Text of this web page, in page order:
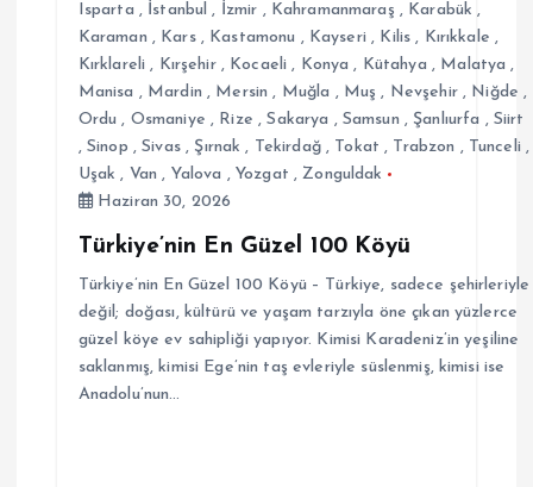
Isparta , İstanbul , İzmir , Kahramanmaraş , Karabük ,
Karaman , Kars, Kastamonu , Kayseri , Kilis , Kırıkkale ,
Kırklareli , Kırşehir, Kocaeli , Konya , Kütahya , Malatya ,
Manisa , Mardin , Mersin , Muğla , Muş , Nevşehir, Niğde ,
Ordu , Osmaniye , Rize ,Sakarya , Samsun , Şanlıurfa , Siirt
,Sinop ,Sivas, Şırnak , Tekirdağ, Tokat , Trabzon , Tunceli ,
Uşak , Van , Yalova , Yozgat ,Zonguldak
Haziran 30, 2026
Türkiye’nin En Güzel 100 Köyü
Türkiye’nin En Güzel 100 Köyü – Türkiye, sadece şehirleriyle
değil; doğası, kültürü ve yaşam tarzıyla öne çıkan yüzlerce
güzel köye ev sahipliği yapıyor. Kimisi Karadeniz’in yeşiline
saklanmış, kimisi Ege’nin taş evleriyle süslenmiş, kimisi ise
Anadolu’nun…